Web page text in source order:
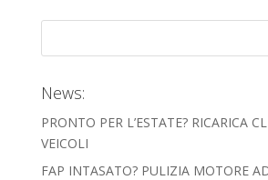
News:
PRONTO PER L’ESTATE? RICARICA
VEICOLI
FAP INTASATO? PULIZIA MOTORE